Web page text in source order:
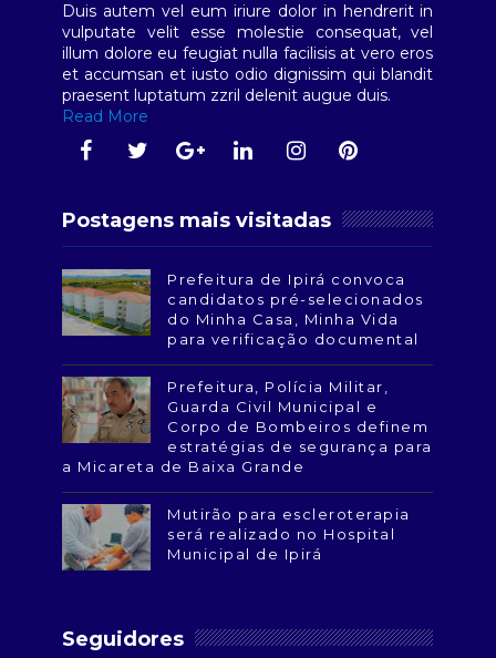
Duis autem vel eum iriure dolor in hendrerit in
vulputate velit esse molestie consequat, vel
illum dolore eu feugiat nulla facilisis at vero eros
et accumsan et iusto odio dignissim qui blandit
praesent luptatum zzril delenit augue duis.
Read More
Postagens mais visitadas
Prefeitura de Ipirá convoca
candidatos pré-selecionados
do Minha Casa, Minha Vida
para verificação documental
Prefeitura, Polícia Militar,
Guarda Civil Municipal e
Corpo de Bombeiros definem
estratégias de segurança para
a Micareta de Baixa Grande
Mutirão para escleroterapia
será realizado no Hospital
Municipal de Ipirá
Seguidores